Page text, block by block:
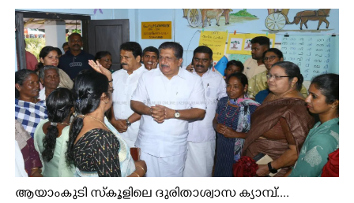
ആയാംകുടി സ്‌കൂളിലെ ദുരിതാശ്വാസ ക്യാമ്പ്....